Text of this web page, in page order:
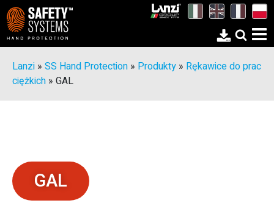
Lanzi » SS Hand Protection » Produkty » Rękawice do prac
ciężkich » GAL
GAL